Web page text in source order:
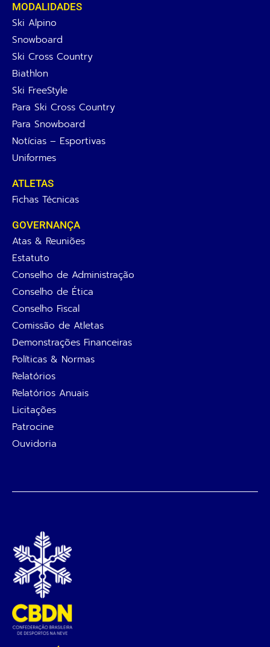
MODALIDADES
Ski Alpino
Snowboard
Ski Cross Country
Biathlon
Ski FreeStyle
Para Ski Cross Country
Para Snowboard
Notícias – Esportivas
Uniformes
ATLETAS
Fichas Técnicas
GOVERNANÇA
Atas & Reuniões
Estatuto
Conselho de Administração
Conselho de Ética
Conselho Fiscal
Comissão de Atletas
Demonstrações Financeiras
Políticas & Normas
Relatórios
Relatórios Anuais
Licitações
Patrocine
Ouvidoria